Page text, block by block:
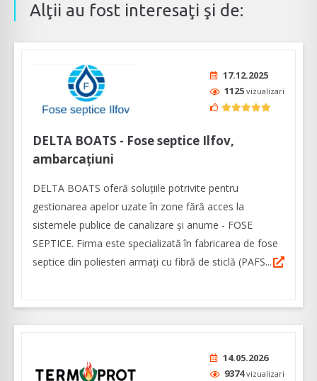
Alţii au fost interesaţi şi de:
17.12.2025
1125 vizualizari
DELTA BOATS - Fose septice Ilfov,
ambarcațiuni
DELTA BOATS oferă soluțiile potrivite pentru
gestionarea apelor uzate în zone fără acces la
sistemele publice de canalizare și anume - FOSE
SEPTICE. Firma este specializată în fabricarea de fose
septice din poliesteri armați cu fibră de sticlă (PAFS...
14.05.2026
9374vizualizari